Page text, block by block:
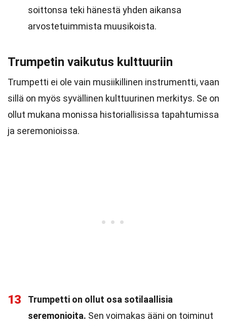
soittonsa teki hänestä yhden aikansa
arvostetuimmista muusikoista.
Trumpetin vaikutus kulttuuriin
Trumpetti ei ole vain musiikillinen instrumentti, vaan
sillä on myös syvällinen kulttuurinen merkitys. Se on
ollut mukana monissa historiallisissa tapahtumissa
ja seremonioissa.
13
Trumpetti on ollut osa sotilaallisia
seremonioita. Sen voimakas ääni on toiminut